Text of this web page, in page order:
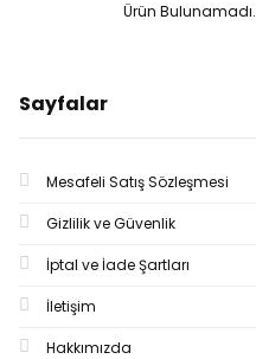
Ürün Bulunamadı.
Sayfalar
Mesafeli Satış Sözleşmesi
Gizlilik ve Güvenlik
İptal ve İade Şartları
İletişim
Hakkımızda